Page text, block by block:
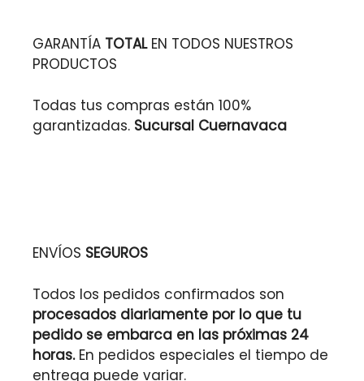
GARANTÍA TOTALEN TODOS NUESTROS
PRODUCTOS
Todas tus compras están 100%
garantizadas. Sucursal Cuernavaca
ENVÍOS SEGUROS
Todos los pedidos confirmados son
procesados diariamente por lo que tu
pedido se embarca en las próximas 24
horas.En pedidos especiales el tiempo de
entrega puede variar.